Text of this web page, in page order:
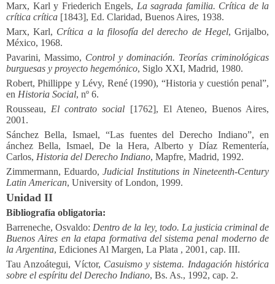
Marx, Karl y Friederich Engels, La sagrada familia. Crítica de la
crítica crítica [1843], Ed. Claridad, Buenos Aires, 1938.
Marx, Karl, Crítica a la filosofía del derecho de Hegel, Grijalbo,
México, 1968.
Pavarini, Massimo, Control y dominación. Teorías criminológicas
burguesas y proyecto hegemónico, Siglo XXI, Madrid, 1980.
Robert, Phillippe y Lévy, René (1990), “Historia y cuestión penal”,
en Historia Social, nº 6.
Rousseau, El contrato social [1762], El Ateneo, Buenos Aires,
2001.
Sánchez Bella, Ismael, “Las fuentes del Derecho Indiano”, en
ánchez Bella, Ismael, De la Hera, Alberto y Díaz Rementería,
Carlos, Historia del Derecho Indiano, Mapfre, Madrid, 1992.
Zimmermann, Eduardo,Judicial Institutions in Nineteenth-Century
Latin American, University of London, 1999.
Unidad II
Bibliografía obligatoria:
Barreneche, Osvaldo: Dentro de la ley, todo. La justicia criminal de
Buenos Aires en la etapa formativa del sistema penal moderno de
la Argentina, Ediciones Al Margen, La Plata , 2001, cap. III.
Tau Anzoátegui, Víctor, Casuismo y sistema. Indagación histórica
sobre el espíritu del Derecho Indiano, Bs. As., 1992, cap. 2.